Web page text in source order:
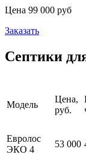
Цена 99 000 руб
Заказать
Септики
Модель
Цена,
руб.
Евролос
ЭКО 4
53 000